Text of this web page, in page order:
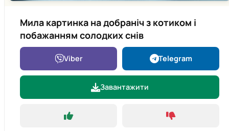
Мила картинка на добраніч з котиком і
побажанням солодких снів
Viber Telegram
Завантажити